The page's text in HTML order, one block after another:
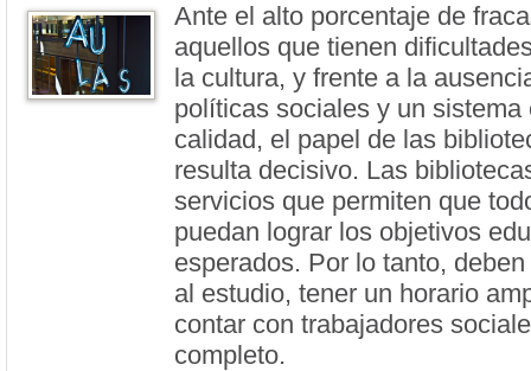
Ante el alto porcentaje de
aquellos que tienen
la cultura, y frente a la
políticas sociales y un sistema
calidad, el papel de las
resulta decisivo. Las
servicios que permiten que
puedan lograr los objetivos
esperados. Por lo tanto,
al estudio, tener un horario
contar con trabajadores
completo.